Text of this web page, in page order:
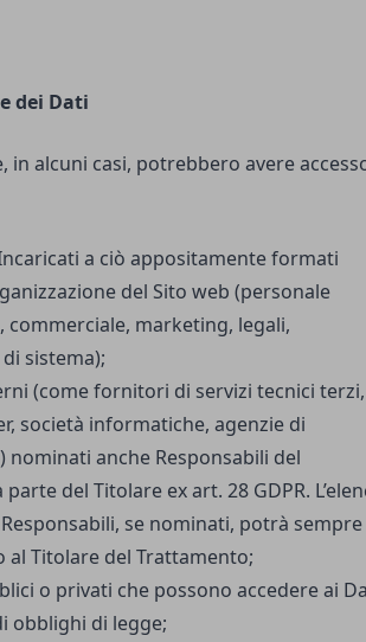
dei Dati
in alcuni casi, potrebbero avere
a ciò appositamente formati
del Sito web (personale
marketing, legali,
sistema);
(come fornitori di servizi tecnici terzi,
società informatiche, agenzie di
nominati anche Responsabili del
del Titolare ex art. 28 GDPR.
se nominati, potrà sempre
al Titolare del Trattamento;
o privati che possono accedere ai
obblighi di legge;